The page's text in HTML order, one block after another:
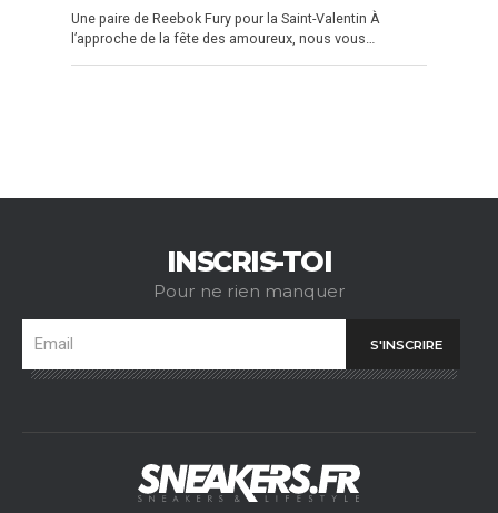
Une paire de Reebok Fury pour la Saint-Valentin À
l’approche de la fête des amoureux, nous vous…
INSCRIS-TOI
Pour ne rien manquer